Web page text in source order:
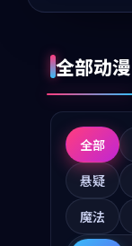
全部动漫
全部
悬疑
魔法